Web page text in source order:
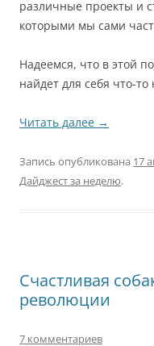
различные проекты и
которыми мы сами
Надеемся, что в этой
найдет для себя что-
Читать далее →
Запись опубликована 17
Дайджест за неделю.
Счастливая
революции
7 комментариев